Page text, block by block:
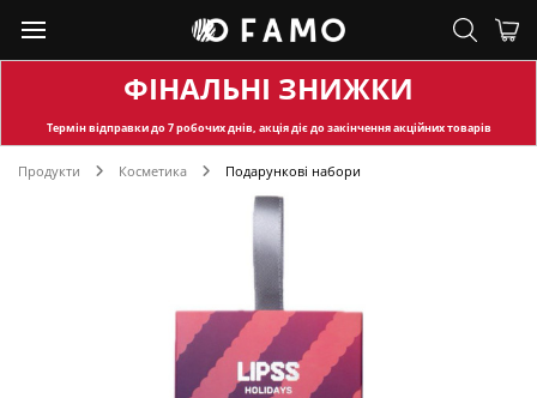
ФІНАЛЬНІ ЗНИЖКИ
Термін відправкидо 7 робочих днів, акція діє до закінчення акційних товарів
Продукти Косметика Подарункові набори